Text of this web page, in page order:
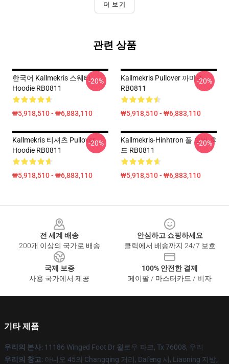
더 보기
관련 상품
한국어 Kallmekris 스웨터
Hoodie RB0811
₩5,918,510 - ₩6,883,110
-20%
Kallmekris Pullover 까마귀
RB0811
₩5,918,510 - ₩6,883,110
-20%
Kallmekris 티셔츠 Pullover
Hoodie RB0811
₩5,918,510 - ₩6,883,110
-20%
Kallmekris-Hinhtron 풀 오버 후
드 RB0811
₩5,918,510 - ₩6,883,110
-20%
전 세계 배송
200개 이상의 국가로 배송
안심하고 쇼핑하세요
클릭에서 배송까지 24/7 보호
국제 보증
사용 국가에서 제공
100% 안전한 결제
페이팔 / 마스터카드 / 비자
기타 제품
우리의 본사: 11186 Winged Foot Dr 윌로우 파크, Tx 76008, 우리
우리의 창고: 아니오 45의 Changqing 거리, Dafeng 시, Liaoning 지방,